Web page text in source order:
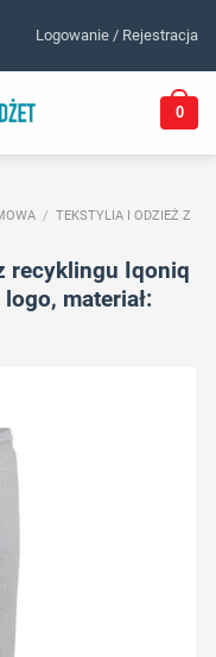
Logowanie / Rejestracja
0
/ TEKSTYLIA I ODZIEŻ Z
recyklingu Iqoniq
materiał: